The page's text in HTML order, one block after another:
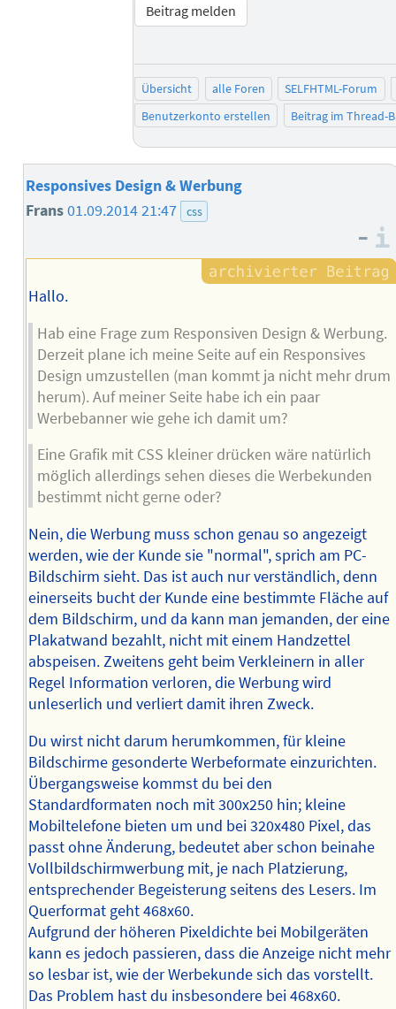
Beitrag melden
Übersicht alle Foren
SELFHTML-Forum
Benutzerkonto erstellen
Beitrag im Thread-
Responsives Design & Werbung
Frans01.09.2014 21:47 css
–
Hallo.
Hab eine Frage zum Responsiven Design & Werbung.
Derzeit plane ich meine Seite auf ein Responsives
Design umzustellen (man kommt ja nicht mehr drum
herum). Auf meiner Seite habe ich ein paar
Werbebanner wie gehe ich damit um?
Eine Grafik mit CSS kleiner drücken wäre natürlich
möglich allerdings sehen dieses die Werbekunden
bestimmt nicht gerne oder?
Nein, die Werbung muss schon genau so angezeigt
werden, wie der Kunde sie "normal", sprich am PC-
Bildschirm sieht. Das ist auch nur verständlich, denn
einerseits bucht der Kunde eine bestimmte Fläche auf
dem Bildschirm, und da kann man jemanden, der eine
Plakatwand bezahlt, nicht mit einem Handzettel
abspeisen. Zweitens geht beim Verkleinern in aller
Regel Information verloren, die Werbung wird
unleserlich und verliert damit ihren Zweck.
Du wirst nicht darum herumkommen, für kleine
Bildschirme gesonderte Werbeformate einzurichten.
Übergangsweise kommst du bei den
Standardformaten noch mit 300x250 hin; kleine
Mobiltelefone bieten um und bei 320x480 Pixel, das
passt ohne Änderung, bedeutet aber schon beinahe
Vollbildschirmwerbung mit, je nach Platzierung,
entsprechender Begeisterung seitens des Lesers. Im
Querformat geht 468x60.
Aufgrund der höheren Pixeldichte bei Mobilgeräten
kann es jedoch passieren, dass die Anzeige nicht mehr
so lesbar ist, wie der Werbekunde sich das vorstellt.
Das Problem hast du insbesondere bei 468x60.